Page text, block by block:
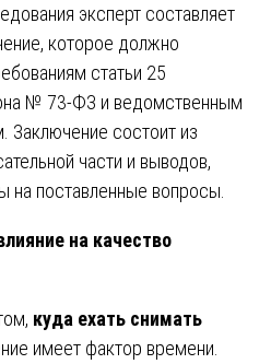
эксперт составляет
которое должно
статьи 25
№ 73-ФЗ и ведомственным
Заключение состоит из
части и выводов,
на поставленные вопросы.
на качество
куда ехать снимать
имеет фактор времени.